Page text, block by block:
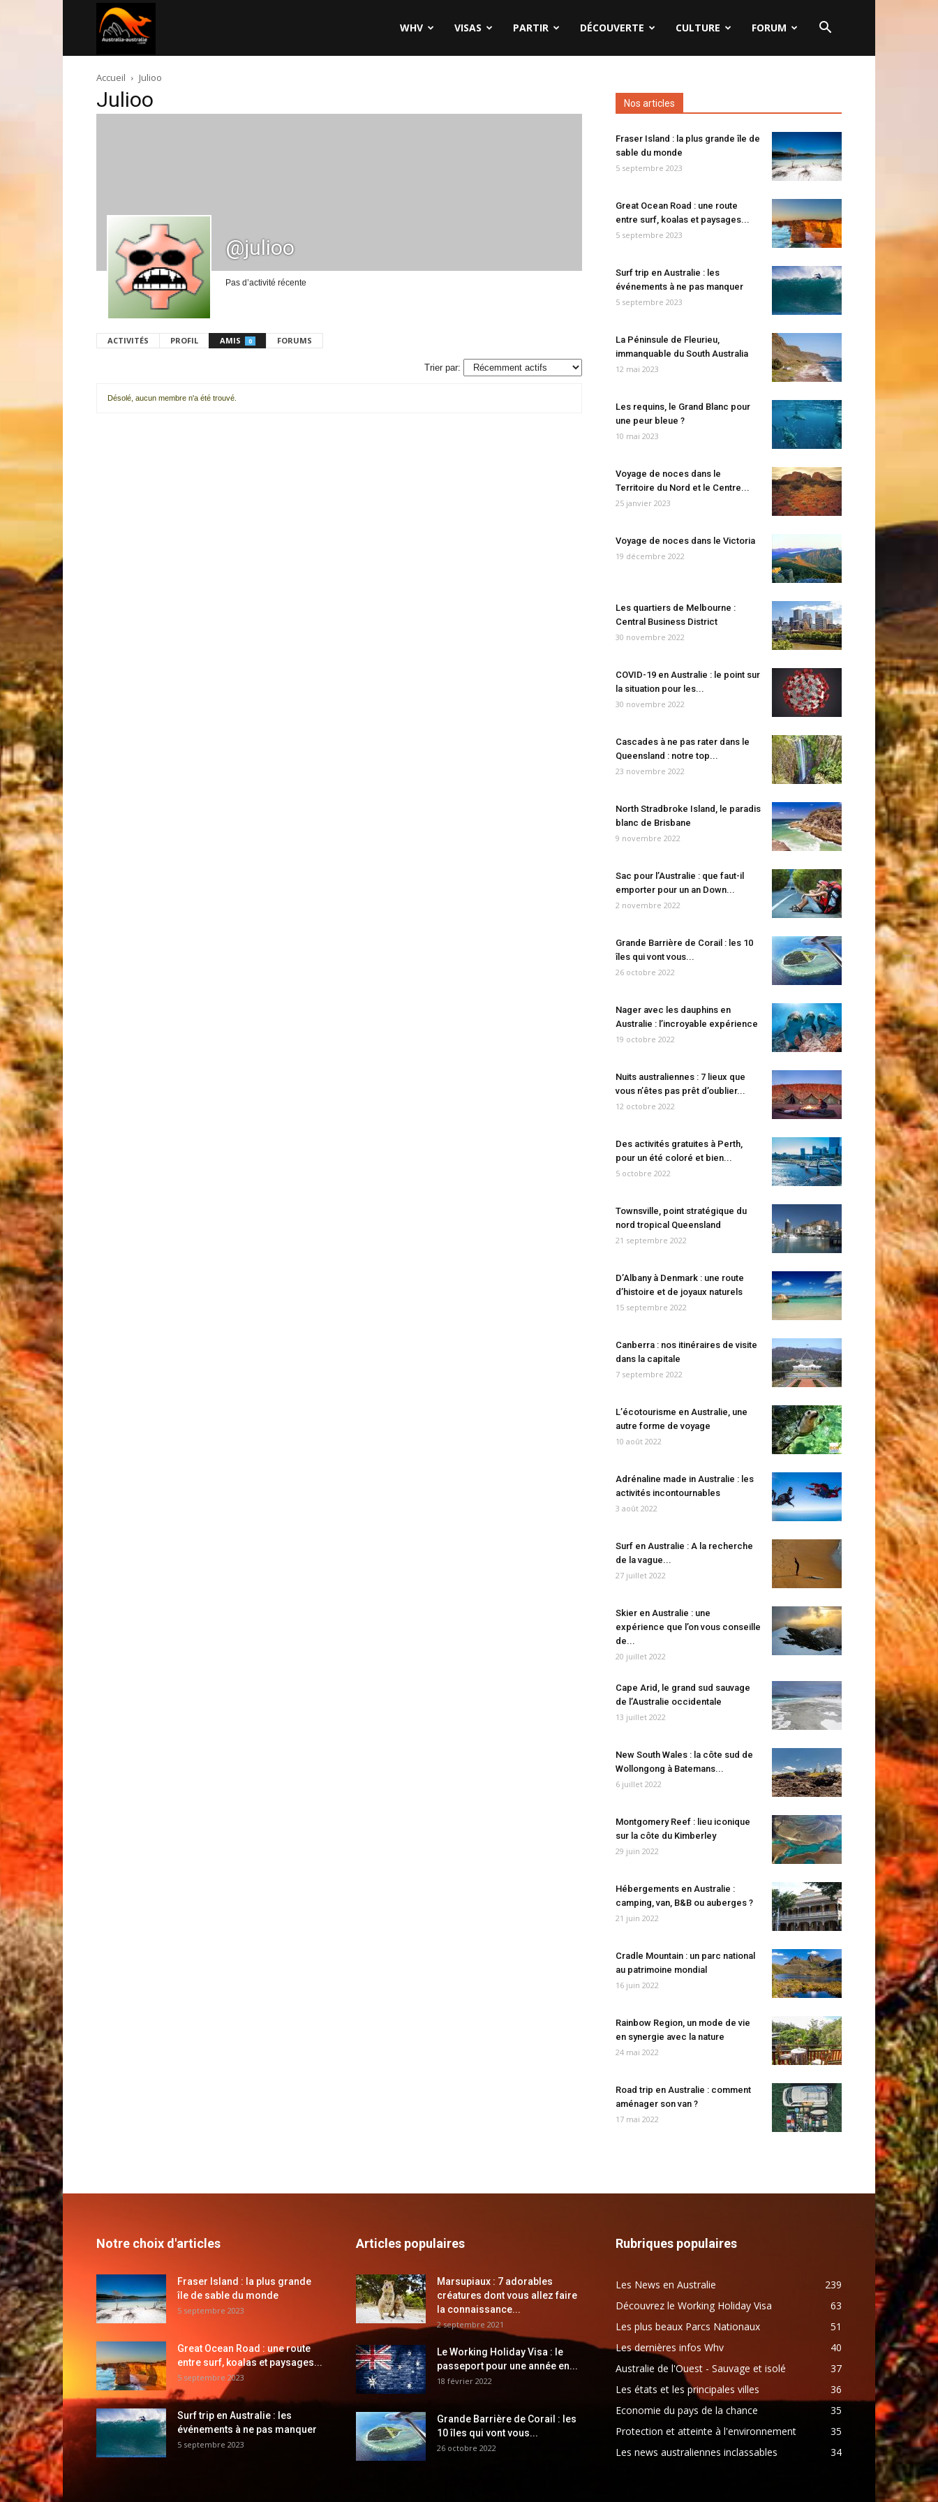
australie.com
WHV VISAS PARTIR DÉCOUVERTE CULTURE FORUM
Accueil Julioo
Julioo
@julioo
Pas d’activité récente
ACTIVITÉS PROFIL AMIS 0 FORUMS
Trier par:
Désolé, aucun membre n'a été trouvé.
Nos articles
Fraser Island : la plus grande île de
sable du monde
5 septembre 2023
Great Ocean Road : une route
entre surf, koalas et paysages...
5 septembre 2023
Surf trip en Australie : les
événements à ne pas manquer
5 septembre 2023
La Péninsule de Fleurieu,
immanquable du South Australia
12 mai 2023
Les requins, le Grand Blanc pour
une peur bleue ?
10 mai 2023
Voyage de noces dans le
Territoire du Nord et le Centre...
25 janvier 2023
Voyage de noces dans le Victoria
19 décembre 2022
Les quartiers de Melbourne :
Central Business District
30 novembre 2022
COVID-19 en Australie : le point sur
la situation pour les...
30 novembre 2022
Cascades à ne pas rater dans le
Queensland : notre top...
23 novembre 2022
North Stradbroke Island, le paradis
blanc de Brisbane
9 novembre 2022
Sac pour l’Australie : que faut-il
emporter pour un an Down...
2 novembre 2022
Grande Barrière de Corail : les 10
îles qui vont vous...
26 octobre 2022
Nager avec les dauphins en
Australie : l’incroyable expérience
19 octobre 2022
Nuits australiennes : 7 lieux que
vous n’êtes pas prêt d’oublier...
12 octobre 2022
Des activités gratuites à Perth,
pour un été coloré et bien...
5 octobre 2022
Townsville, point stratégique du
nord tropical Queensland
21 septembre 2022
D’Albany à Denmark : une route
d’histoire et de joyaux naturels
15 septembre 2022
Canberra : nos itinéraires de visite
dans la capitale
7 septembre 2022
L’écotourisme en Australie, une
autre forme de voyage
10 août 2022
Adrénaline made in Australie : les
activités incontournables
3 août 2022
Surf en Australie : A la recherche
de la vague...
27 juillet 2022
Skier en Australie : une
expérience que l’on vous conseille
de...
20 juillet 2022
Cape Arid, le grand sud sauvage
de l’Australie occidentale
13 juillet 2022
New South Wales : la côte sud de
Wollongong à Batemans...
6 juillet 2022
Montgomery Reef : lieu iconique
sur la côte du Kimberley
29 juin 2022
Hébergements en Australie :
camping, van, B&B ou auberges ?
21 juin 2022
Cradle Mountain : un parc national
au patrimoine mondial
16 juin 2022
Rainbow Region, un mode de vie
en synergie avec la nature
24 mai 2022
Road trip en Australie : comment
aménager son van ?
17 mai 2022
Notre choix d'articles
Fraser Island : la plus grande
île de sable du monde
5 septembre 2023
Great Ocean Road : une route
entre surf, koalas et paysages...
5 septembre 2023
Surf trip en Australie : les
événements à ne pas manquer
5 septembre 2023
Articles populaires
Marsupiaux : 7 adorables
créatures dont vous allez faire
la connaissance...
2 septembre 2021
Le Working Holiday Visa : le
passeport pour une année en...
18 février 2022
Grande Barrière de Corail : les
10 îles qui vont vous...
26 octobre 2022
Rubriques populaires
Les News en Australie
239
Découvrez le Working Holiday Visa
63
Les plus beaux Parcs Nationaux
51
Les dernières infos Whv
40
Australie de l'Ouest - Sauvage et isolé
37
Les états et les principales villes
36
Economie du pays de la chance
35
Protection et atteinte à l'environnement
35
Les news australiennes inclassables
34